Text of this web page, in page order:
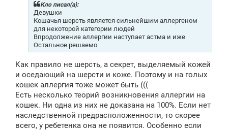
Кло писал(а):
Девушки
Кошачья шерсть является сильнейшим аллергеном
для некоторой категории людей
Впродолжение аллергии наступает астма и иже
Остальное решаемо
Как правило не шерсть, а секрет, выделяемый кожей
и оседающий на шерсти и коже. Поэтому и на голых
кошек аллергия тоже может быть (((
Есть несколько теорий возникновения аллергии на
кошек. Ни одна из них не доказана на 100%. Если нет
наследственной предрасположенности, то скорее
всего, у ребетенка она не появится. Особенно если